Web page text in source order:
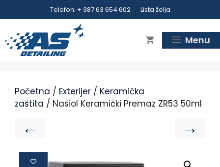
Telefon: + 387 63 654 602 Lista želja
Menu
Početna / Exterijer / Keramička
zaštita / Nasiol Keramički Premaz ZR53 50ml
← →